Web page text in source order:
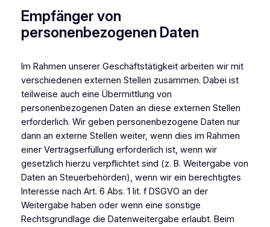
Empfänger von
personenbezogenen Daten
Im Rahmen unserer Geschäftstätigkeit arbeiten wir mit
verschiedenen externen Stellen zusammen. Dabei ist
teilweise auch eine Übermittlung von
personenbezogenen Daten an diese externen Stellen
erforderlich. Wir geben personenbezogene Daten nur
dann an externe Stellen weiter, wenn dies im Rahmen
einer Vertragserfüllung erforderlich ist, wenn wir
gesetzlich hierzu verpflichtet sind (z. B. Weitergabe von
Daten an Steuerbehörden), wenn wir ein berechtigtes
Interesse nach Art. 6 Abs. 1 lit. f DSGVO an der
Weitergabe haben oder wenn eine sonstige
Rechtsgrundlage die Datenweitergabe erlaubt. Beim